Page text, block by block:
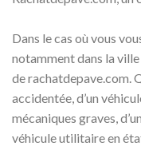
Dans le cas où vous
notamment dans la
de rachatdepave.com.
accidentée, d’un
mécaniques graves,
véhicule utilitaire en